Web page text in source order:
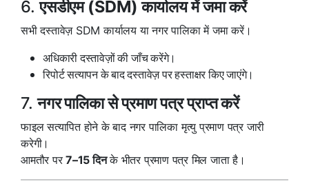
6.एसडीएम (SDM) कार्यालय में जमा करें
सभी दस्तावेज़ SDM कार्यालय या नगर पालिका में जमा करें।
अधिकारी दस्तावेज़ों की जाँच करेंगे।
रिपोर्ट सत्यापन के बाद दस्तावेज़ पर हस्ताक्षर किए जाएंगे।
7.नगर पालिका से प्रमाण पत्र प्राप्त करें
फाइल सत्यापित होने के बाद नगर पालिका मृत्यु प्रमाण पत्र जारी
करेगी।
आमतौर पर7–15 दिनके भीतर प्रमाण पत्र मिल जाता है।